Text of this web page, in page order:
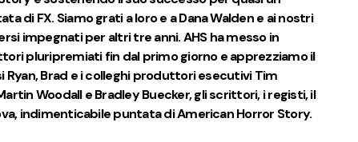
di FX. Siamo grati a loro e a Dana Walden e ai nostri
impegnati per altri tre anni. AHS ha messo in
pluripremiati fin dal primo giorno e apprezziamo il
Brad e i colleghi produttori esecutivi Tim
Woodall e Bradley Buecker, gli scrittori, i registi, il
indimenticabile puntata di American Horror Story.